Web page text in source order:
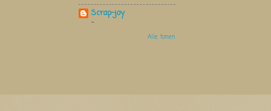
Scrap-joy
-
Alle tonen